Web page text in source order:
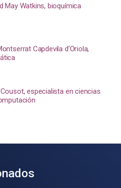
May Watkins, bioquímica
Capdevila d’Oriola,
especialista en ciencias